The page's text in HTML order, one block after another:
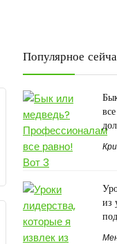
Популярное
из